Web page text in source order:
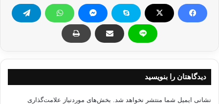
قرآن هلند مسلمانان اسلام هراسي ديانت تركيه
دیدگاهتان را بنویسید
نشانی ایمیل شما منتشر نخواهد شد. بخش‌های موردنیاز علامت‌گذاری